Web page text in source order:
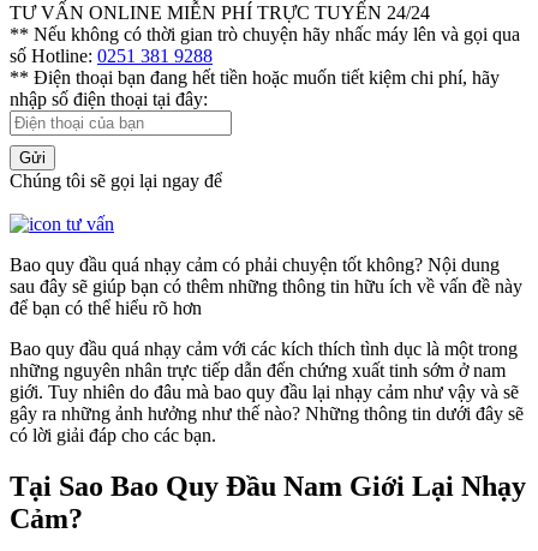
TƯ VẤN ONLINE MIỄN PHÍ TRỰC TUYẾN 24/24
** Nếu không có thời gian trò chuyện hãy nhấc máy lên và gọi qua
số Hotline: 0251 381 9288
** Điện thoại bạn đang hết tiền hoặc muốn tiết kiệm chi phí, hãy
nhập số điện thoại tại đây:
Gửi
Chúng tôi sẽ gọi lại ngay để
Bao quy đầu quá nhạy cảm có phải chuyện tốt không? Nội dung
sau đây sẽ giúp bạn có thêm những thông tin hữu ích về vấn đề này
để bạn có thể hiểu rõ hơn
Bao quy đầu quá nhạy cảm với các kích thích tình dục là một trong
những nguyên nhân trực tiếp dẫn đến chứng xuất tinh sớm ở nam
giới. Tuy nhiên do đâu mà bao quy đầu lại nhạy cảm như vậy và sẽ
gây ra những ảnh hưởng như thế nào? Những thông tin dưới đây sẽ
có lời giải đáp cho các bạn.
Tại Sao Bao Quy Đầu Nam Giới Lại Nhạy
Cảm?